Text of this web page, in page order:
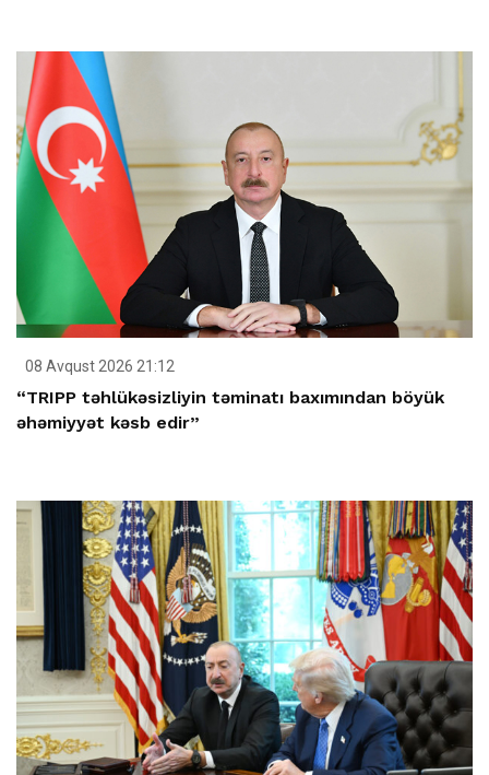
08 Avqust 2026 21:12
“TRIPP təhlükəsizliyin təminatı baxımından böyük
əhəmiyyət kəsb edir”